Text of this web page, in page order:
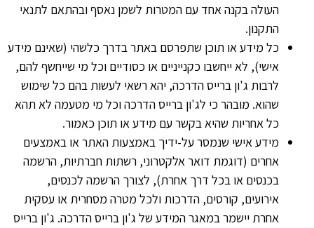
העולה בקנה אחד עם המטרות לשמן נאסף ובהתאם לתנאי
התקנון.
כל מידע או תוכן שתפרסם באתר בדרך כלשהי (שאינם מידע
אישי), לא ייחשבו כקנייניים או כסודיים וכל מי שייחשף להם,
לרבות ג'ון ברייס הדרכה, יהא רשאי לעשות בהם כל שימוש
שהוא. מובהר כי לג'ון ברייס הדרכה וכל מי מטעמה לא תהא
כל אחריות שהיא בקשר עם מידע או תוכן כאמור.
מידע אישי שנמסר על-ידיך באמצעות האתר או באמצעים
אחרים (דוגמת דואר אלקטרוני, רשתות חברתיות, הרשמה
בכנסים או בכל דרך אחרת), לצורך הרשמה לכנסים,
אירועים, קורסים, הדרכות ולכל מטרה מסחרית או עסקית
אחרת יישמר במאגר המידע של ג'ון ברייס הדרכה. ג'ון ברייס